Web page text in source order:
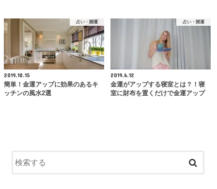
占い・開運
2019.10.15
簡単！金運アップに効果のあるキ
ッチンの風水2選
占い・開運
2019.6.12
金運がアップする寝室とは？！寝
室に財布を置くだけで金運アップ